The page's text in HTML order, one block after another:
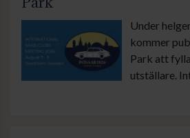
Under
kommer
Park att
utställare.